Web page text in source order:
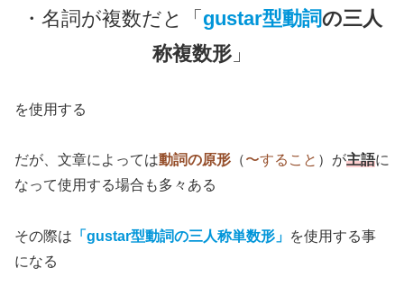
・名詞が複数だと「 gustar型動詞の三人
称複数形 」
を使用する
だが、文章によっては動詞の原形 （〜すること ）が主語に
なって使用する場合も多々ある
その際は 「 gustar型動詞の三人称単数形 」 を使用する事
になる